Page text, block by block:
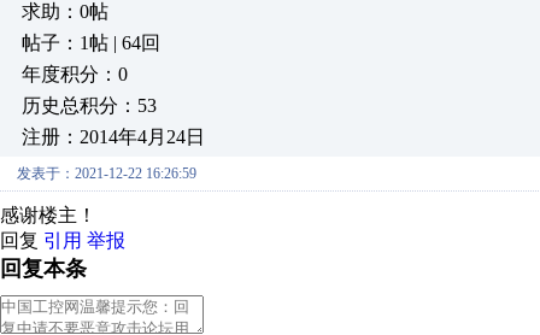
求助：0帖
帖子：1帖 | 64回
年度积分：0
历史总积分：53
注册：2014年4月24日
发表于：2021-12-22 16:26:59
感谢楼主！
回复 引用 举报
回复本条